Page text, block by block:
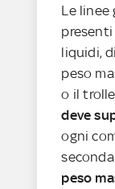
Le linee
liquidi,
peso
o il
deve
ogni
peso